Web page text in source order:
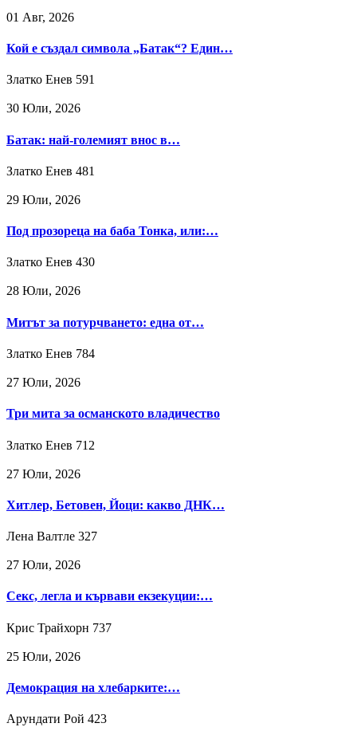
01 Авг, 2026
Кой е създал символа „Батак“? Един…
Златко Енев 591
30 Юли, 2026
Батак: най-големият внос в…
Златко Енев 481
29 Юли, 2026
Под прозореца на баба Тонка, или:…
Златко Енев 430
28 Юли, 2026
Митът за потурчването: една от…
Златко Енев 784
27 Юли, 2026
Три мита за османското владичество
Златко Енев 712
27 Юли, 2026
Хитлер, Бетовен, Йоци: какво ДНК…
Лена Валтле 327
27 Юли, 2026
Секс, легла и кървави екзекуции:…
Крис Трайхорн 737
25 Юли, 2026
Демокрация на хлебарките:…
Арундати Рой 423